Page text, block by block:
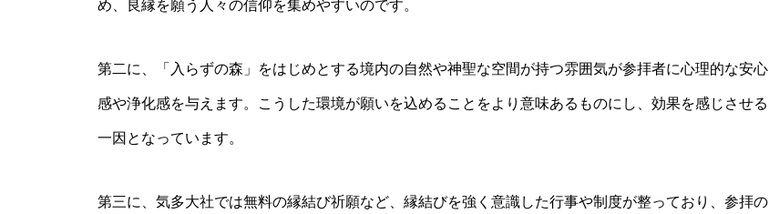
め、良縁を願う人々の信仰を集めやすいのです。
第二に、「入らずの森」をはじめとする境内の自然や神聖な空間が持つ雰囲気が参拝者に心理的な安心
感や浄化感を与えます。こうした環境が願いを込めることをより意味あるものにし、効果を感じさせる
一因となっています。
第三に、気多大社では無料の縁結び祈願など、縁結びを強く意識した行事や制度が整っており、参拝の